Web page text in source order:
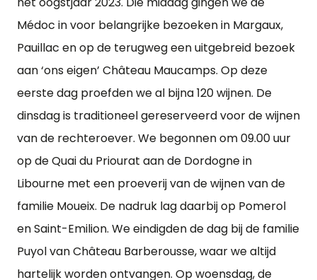
Médoc in voor belangrijke bezoeken in Margaux,
Pauillac en op de terugweg een uitgebreid bezoek
aan ‘ons eigen’ Château Maucamps. Op deze
eerste dag proefden we al bijna 120 wijnen. De
dinsdag is traditioneel gereserveerd voor de wijnen
van de rechteroever. We begonnen om 09.00 uur
op de Quai du Priourat aan de Dordogne in
Libourne met een proeverij van de wijnen van de
familie Moueix. De nadruk lag daarbij op Pomerol
en Saint-Emilion. We eindigden de dag bij de familie
Puyol van Château Barberousse, waar we altijd
hartelijk worden ontvangen. Op woensdag, de